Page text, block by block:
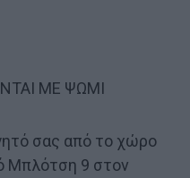
ΜΕ ΨΩΜΙ
σας από το χώρο
Μπλότση 9 στον